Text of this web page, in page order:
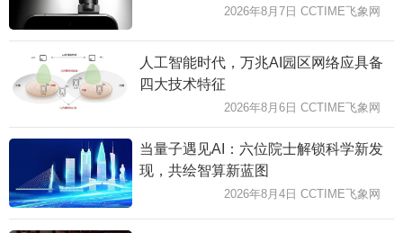
2026年8月7日 CCTIME飞象网
人工智能时代，万兆AI园区网络应具备
四大技术特征
2026年8月6日 CCTIME飞象网
当量子遇见AI：六位院士解锁科学新发
现，共绘智算新蓝图
2026年8月4日 CCTIME飞象网